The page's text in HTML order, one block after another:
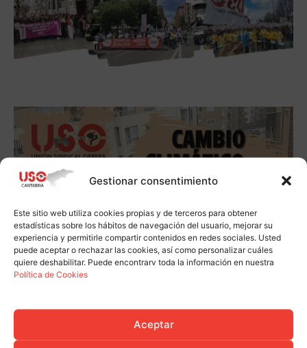
Gestionar consentimiento
Este sitio web utiliza cookies propias y de terceros para obtener
estadísticas sobre los hábitos de navegación del usuario, mejorar su
experiencia y permitirle compartir contenidos en redes sociales. Usted
puede aceptar o rechazar las cookies, así como personalizar cuáles
quiere deshabilitar. Puede encontrarv toda la información en nuestra
Política de Cookies
Aceptar